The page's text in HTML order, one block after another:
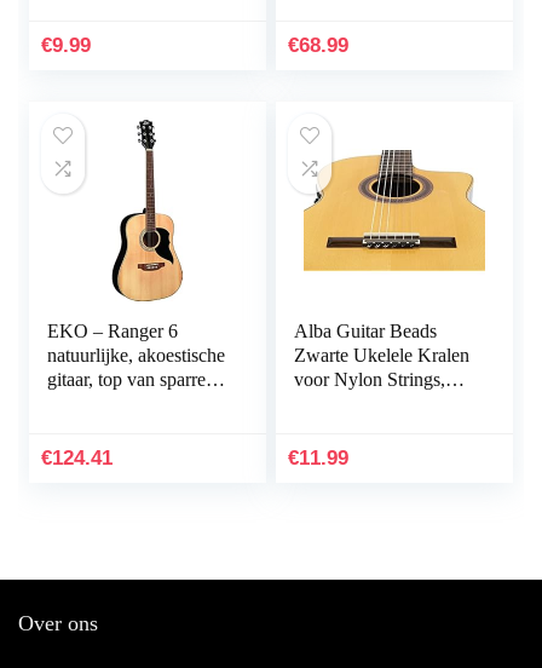
akoestische gitaar + 4
1st E (.011/.052))
€9.99 €68.99
EKO – Ranger 6
natuurlijke, akoestische
gitaar, top van sparren,
€124.41
Alba Guitar Beads
Zwarte Ukelele Kralen
voor Nylon Strings,
€11.99
Over ons